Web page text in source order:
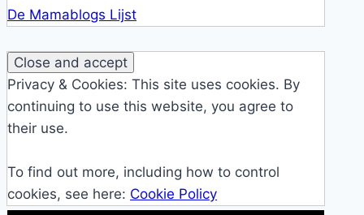
De Mamablogs Lijst
Privacy & Cookies: This site uses cookies. By
continuing to use this website, you agree to
their use.
To find out more, including how to control
cookies, see here: Cookie Policy